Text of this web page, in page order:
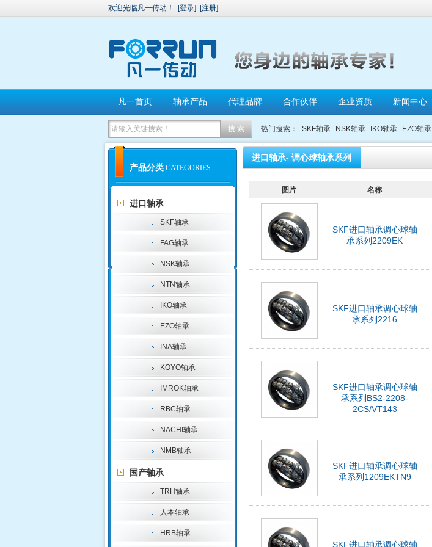
欢迎光临凡一传动！ [登录] [注册]
凡一首页 轴承产品 代理品牌 合作伙伴 企业资质 新闻中心
热门搜索： SKF轴承 NSK轴承 IKO轴承 EZO轴承
产品分类 CATEGORIES
进口轴承
SKF轴承
FAG轴承
NSK轴承
NTN轴承
IKO轴承
EZO轴承
INA轴承
KOYO轴承
IMROK轴承
RBC轴承
NACHI轴承
NMB轴承
国产轴承
TRH轴承
人本轴承
HRB轴承
进口轴承- 调心球轴承系列
图片 名称
SKF进口轴承调心球轴
承系列2209EK
SKF进口轴承调心球轴
承系列2216
SKF进口轴承调心球轴
承系列BS2-2208-
2CS/VT143
SKF进口轴承调心球轴
承系列1209EKTN9
SKF进口轴承调心球轴